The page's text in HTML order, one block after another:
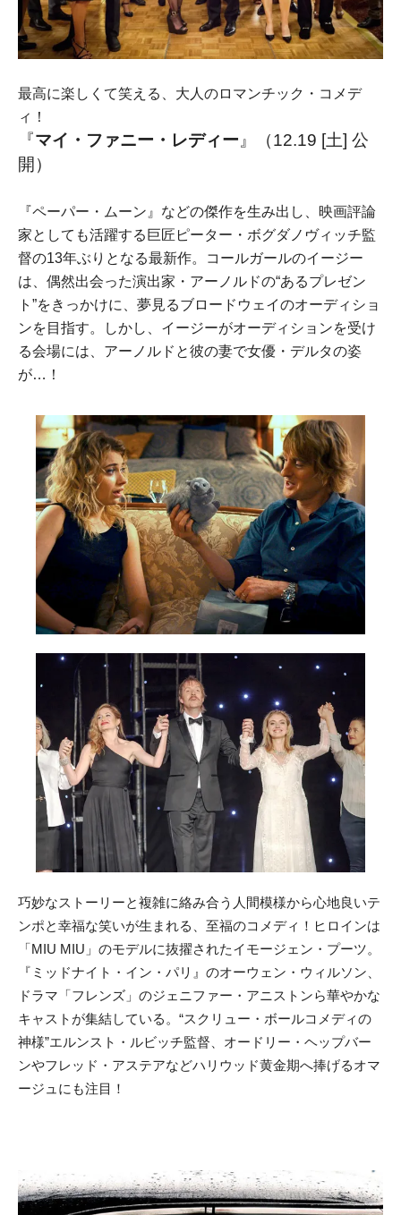
最高に楽しくて笑える、大人のロマンチック・コメデ
ィ！
『マイ・ファニー・レディー 』
（12.19 [土] 公
開）
『ペーパー・ムーン』などの傑作を生み出し、映画評論
家としても活躍する巨匠ピーター・ボグダノヴィッチ監
督の13年ぶりとなる最新作。コールガールのイージー
は、偶然出会った演出家・アーノルドの“あるプレゼン
ト”をきっかけに、夢見るブロードウェイのオーディショ
ンを目指す。しかし、イージーがオーディションを受け
る会場には、アーノルドと彼の妻で女優・デルタの姿
が…！
巧妙なストーリーと複雑に絡み合う人間模様から心地良いテ
ンポと幸福な笑いが生まれる、至福のコメディ！ヒロインは
「MIU MIU」のモデルに抜擢されたイモージェン・プーツ。
『ミッドナイト・イン・パリ』のオーウェン・ウィルソン、
ドラマ「フレンズ」のジェニファー・アニストンら華やかな
キャストが集結している。“スクリュー・ボールコメディの
神様”エルンスト・ルビッチ監督、オードリー・ヘップバー
ンやフレッド・アステアなどハリウッド黄金期へ捧げるオマ
ージュにも注目！